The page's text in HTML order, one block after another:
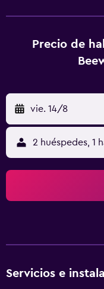
Precio de
vie. 14/8
2 huéspedes, 1
Servicios e